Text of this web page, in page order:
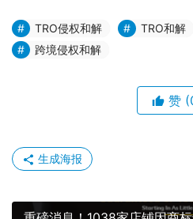
TRO侵权和解 TRO和解
跨境侵权和解
赞
生成海报